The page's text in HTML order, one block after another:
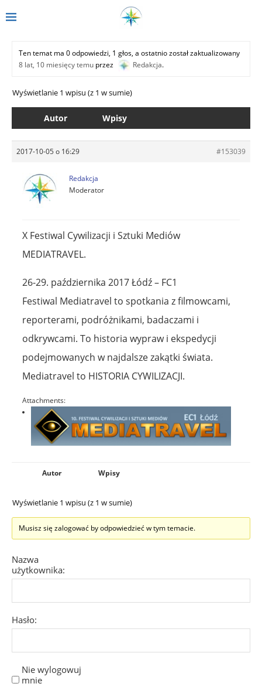
Ten temat ma 0 odpowiedzi, 1 głos, a ostatnio został zaktualizowany
8 lat, 10 miesięcy temu przez Redakcja.
Wyświetlanie 1 wpisu (z 1 w sumie)
Autor Wpisy
2017-10-05 o 16:29 #153039
Redakcja
Moderator
X Festiwal Cywilizacji i Sztuki Mediów
MEDIATRAVEL.
26-29. października 2017 Łódź – FC1
Festiwal Mediatravel to spotkania z filmowcami,
reporterami, podróżnikami, badaczami i
odkrywcami. To historia wypraw i ekspedycji
podejmowanych w najdalsze zakątki świata.
Mediatravel to HISTORIA CYWILIZACJI.
Attachments:
Autor Wpisy
Wyświetlanie 1 wpisu (z 1 w sumie)
Musisz się zalogować by odpowiedzieć w tym temacie.
Nazwa
użytkownika:
Hasło:
Nie wylogowuj
mnie